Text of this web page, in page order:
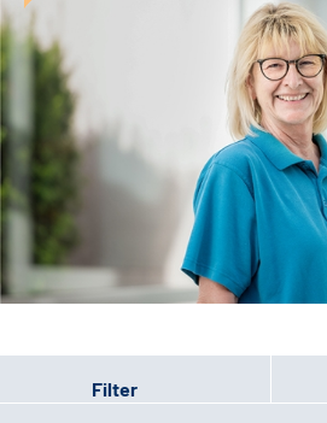
Karriere
Suche
Leichte Sprache
Gebärdensprache
Patienten-Login
Filter